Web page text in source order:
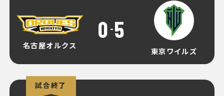
名古屋オルクス
0 - 5
東京ワイルズ
試合終了